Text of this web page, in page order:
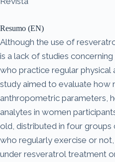
Resumo (EN)
Although the use of
is a lack of studies
who practice regular physical
study aimed to evaluate how
anthropometric parameters,
analytes in women
old, distributed in four groups
who regularly exercise or
under resveratrol treatment